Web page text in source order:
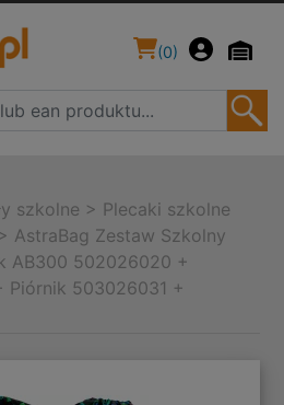
(0)
szkolne > Plecaki szkolne
> AstraBag Zestaw Szkolny
AB300 502026020 +
Piórnik 503026031 +